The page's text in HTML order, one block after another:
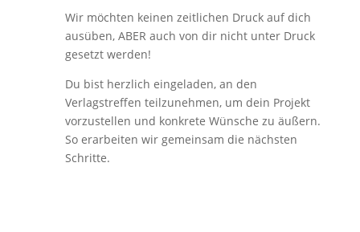
Wir möchten keinen zeitlichen Druck auf dich
ausüben, ABER auch von dir nicht unter Druck
gesetzt werden!
Du bist herzlich eingeladen, an den
Verlagstreffen teilzunehmen, um dein Projekt
vorzustellen und konkrete Wünsche zu äußern.
So erarbeiten wir gemeinsam die nächsten
Schritte.